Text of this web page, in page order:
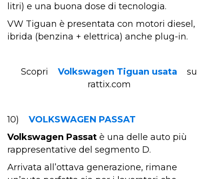
litri) e una buona dose di tecnologia.
VW Tiguan è presentata con motori diesel,
ibrida (benzina + elettrica) anche plug-in.
Scopri Volkswagen Tiguan usata
su
rattix.com
10)
VOLKSWAGEN PASSAT
Volkswagen Passat è una delle auto più
rappresentative del segmento D.
Arrivata all’ottava generazione, rimane